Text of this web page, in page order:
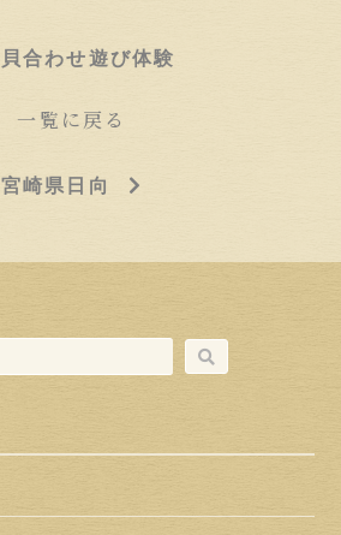
貝合わせ遊び体験
一覧に戻る
宮崎県日向